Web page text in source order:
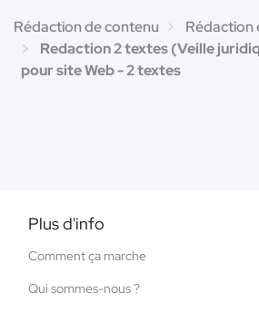
Rédaction de contenu
Rédaction
Redaction 2 textes (Veille
pour site Web - 2 textes
Plus d'info
Comment ça marche
Qui sommes-nous ?